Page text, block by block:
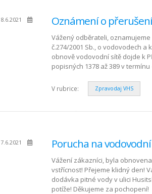
8.6.2021 Oznámení o
Vážený odběrateli,
č.274/2001 Sb., o vodovodech
obnově vodovodní sítě dojde k
popisných 1378 až 389 v
V rubrice: Zpravodaj VHS
7.6.2021 Porucha na
Vážení zákazníci, byla
vstřícnost! Přejeme klidný den!
dodávka pitné vody v ulici
potíže! Děkujeme za pochopení!